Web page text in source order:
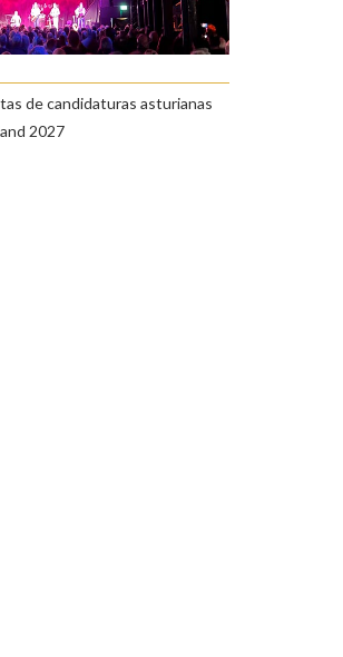
de candidaturas asturianas
2027